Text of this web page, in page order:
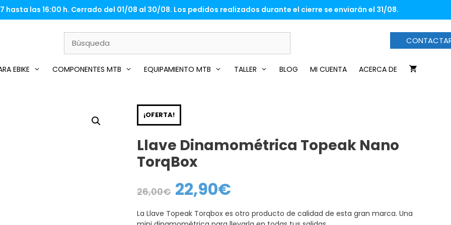
las 16:00 h. Cerrado del 01/08 al 30/08. Los pedidos realizados durante el cierre se enviarán el 31/08.
EBIKE COMPONENTES MTB EQUIPAMIENTO MTB TALLER BLOG MI CUENTA ACERCA DE
¡OFERTA!
Llave Dinamométrica Topeak Nano
TorqBox
26,00€
El
precio
original
26,00€.
22,90€
22,90€.
La Llave Topeak Torqbox es otro producto de calidad de esta gran marca. Una
era:
es:
22,90€.